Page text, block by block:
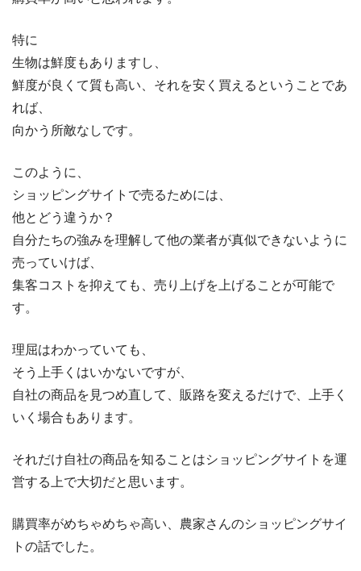
特に
生物は鮮度もありますし、
鮮度が良くて質も高い、それを安く買えるということであ
れば、
向かう所敵なしです。
このように、
ショッピングサイトで売るためには、
他とどう違うか？
自分たちの強みを理解して他の業者が真似できないように
売っていけば、
集客コストを抑えても、売り上げを上げることが可能で
す。
理屈はわかっていても、
そう上手くはいかないですが、
自社の商品を見つめ直して、販路を変えるだけで、上手く
いく場合もあります。
それだけ自社の商品を知ることはショッピングサイトを運
営する上で大切だと思います。
購買率がめちゃめちゃ高い、農家さんのショッピングサイ
トの話でした。